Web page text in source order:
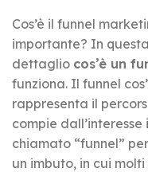
Cos’è il funnel
importante? In
dettaglio cos’è un
funziona. Il funnel
rappresenta il
compie dall’interesse
chiamato “funnel”
un imbuto, in cui